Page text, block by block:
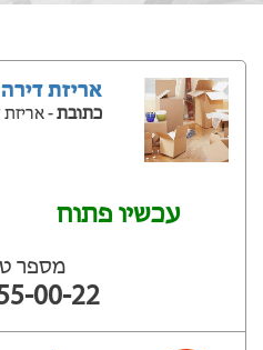
אריזת
כתובת-
עכשיו פתוח
מספר
00-22